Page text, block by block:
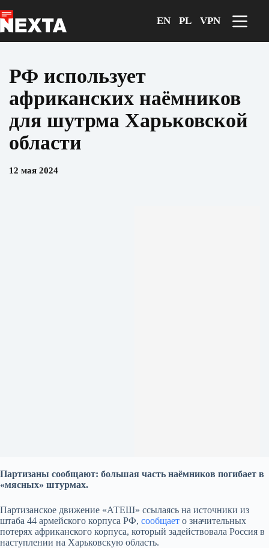
к
сути
EN PL VPN
РФ использует
африканских наёмников
для шутрма Харьковской
области
12 мая 2024
Партизаны сообщают: большая часть наёмников погибает в
«мясных» штурмах.
Партизанское движение «АТЕШ» ссылаясь на источники из
штаба 44 армейского корпуса РФ, сообщает о значительных
потерях африканского корпуса, который задействовала Россия в
наступлении на Харьковскую область.